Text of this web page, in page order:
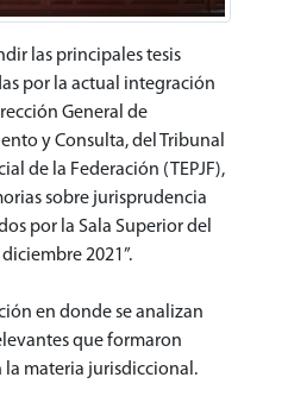
las principales tesis
por la actual integración
General de
y Consulta, del Tribunal
de la Federación (TEPJF),
sobre jurisprudencia
por la Sala Superior del
2021”.
en donde se analizan
que formaron
la materia jurisdiccional.